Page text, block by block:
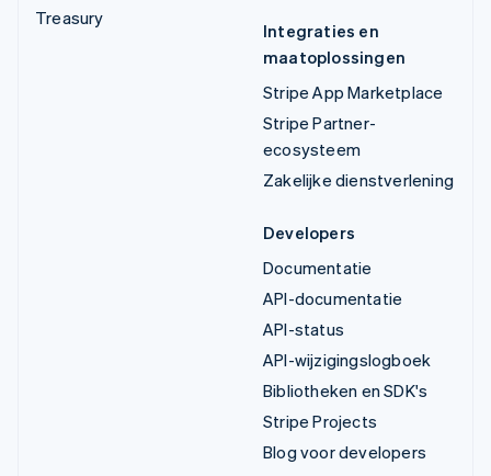
Treasury
Integraties en
maatoplossingen
Stripe App Marketplace
Stripe Partner-
ecosysteem
Zakelijke dienstverlening
Developers
Documentatie
API-documentatie
API-status
API-wijzigingslogboek
Bibliotheken en SDK's
Stripe Projects
Blog voor developers